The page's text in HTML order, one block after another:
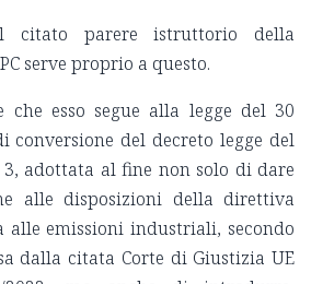
citato parere istruttorio della
serve proprio a questo.
che esso segue alla legge del 30
conversione del decreto legge del
3, adottata al fine non solo di dare
alle disposizioni della direttiva
alle emissioni industriali, secondo
dalla citata Corte di Giustizia UE